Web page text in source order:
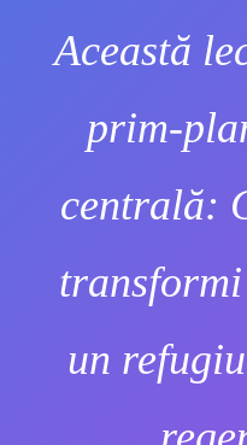
Această
prim-
centrală:
un